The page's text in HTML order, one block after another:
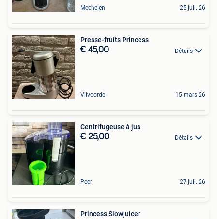
Mechelen 25 juil. 26
Presse-fruits Princess
€ 45,00 Détails
Vilvoorde 15 mars 26
Centrifugeuse à jus
€ 25,00 Détails
Peer 27 juil. 26
Princess Slowjuicer